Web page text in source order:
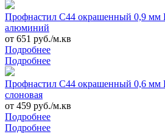
Профнастил С44 окрашенный 0,9 мм
алюминий
от 651 руб./м.кв
Подробнее
Подробнее
Профнастил С44 окрашенный 0,6 мм
слоновая
от 459 руб./м.кв
Подробнее
Подробнее